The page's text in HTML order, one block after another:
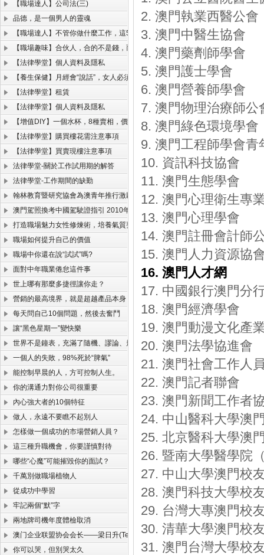
【職場達人】公司法(三)
品德，是一個男人的靈魂
【職場達人】不管你做什麼工作，這5項能力必須掌握！
【職場趣味】合伙人，合的不是錢，而是人品、格局和規則！
【法律學堂】個人資料及隱私
【養生保健】月經會“說話”，女人必須聽的懂。
【法律學堂】租賃
【法律學堂】個人資料及隱私
【增值DIY】一個水杯，8種賣相，價格翻了一千倍！
【法律學堂】購買樓花需注意事項
【法律學堂】買賣現樓注意事項
法律學堂-關於工作試用期的解答
法律學堂-工作期間的缺勤
翰林教育暨研究協會為澳青年推行激勵工作營
澳門駕照換考中國駕駛證指引 2010年版(珠海北山考試版)
打造職場魅力女性修煉術，培養氣質要會打扮
職場如何提升自己的價值
職場中你還在說“試試”嗎?
面對中年職業倦怠這件事
世上哪有那麼多捷徑讓你走？
營銷的最高境界，就是超越產品本身！
每天問自己10個問題，然後去奮鬥
讓“黑色星期一”變快樂
世界不是鐘表，充滿了隨機、謬論、規律和定律
一個人的失敗，98%死於“脾氣”
能控制早晨的人，方可控制人生。
你的溝通力對你公司很重要
內心強大者的10個特征
做人，永遠不要瞧不起別人
怎樣做一個成功的市場營銷人員？
這三種升職機會，你要謹慎對待
哪些“心魔”可能摧毀你的面試？
千萬別做職場植物人
從成功中學習
牢記兩個“默”字
兩地牌司機年度體檢取消
澳门企业联盟协会会长——梁日升(TerrySir)
你可以哭，但別哭太久
2. 澳門執業西醫公會
3. 澳門中醫生協會
4. 澳門藥劑師學會
5. 澳門護士學會
6. 澳門營養師學會
7. 澳門物理治療師公
8. 澳門綠色環境學會
9. 澳門工程師學會青
10. 資訊科技協會
11. 澳門生態學會
12. 澳門心理衛生專
13. 澳門心理學會
14. 澳門註冊會計師
15. 澳門人力資源協
16. 澳門人才網
17. 中國銀行澳門分
18. 澳門經濟學會
19. 澳門動漫文化產
20. 澳門法學協進會
21. 澳門社會工作人
22. 澳門記者聯會
23. 澳門新聞工作者
24. 中山醫科大學澳
25. 北京醫科大學澳
26. 暨南大學醫學院
27. 中山大學澳門校
28. 澳門科技大學校
29. 台灣大專澳門校
30. 清華大學澳門校
31. 澳門台灣大學校